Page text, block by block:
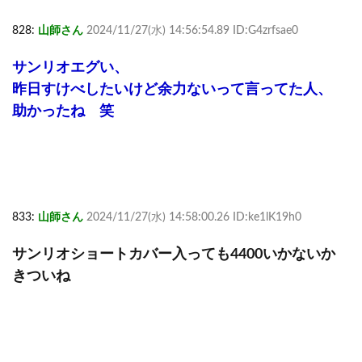
828: 山師さん 2024/11/27(水) 14:56:54.89 ID:G4zrfsae0
サンリオエグい、
昨日すけべしたいけど余力ないって言ってた人、
助かったね 笑
833: 山師さん 2024/11/27(水) 14:58:00.26 ID:ke1lK19h0
サンリオショートカバー入っても4400いかないか
きついね